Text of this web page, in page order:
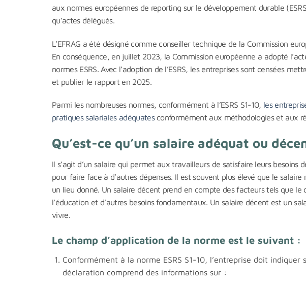
aux normes européennes de reporting sur le développement durable
qu’actes délégués.
L’EFRAG a été désigné comme conseiller technique de la Commission
En conséquence, en juillet 2023, la Commission européenne a adopté
normes ESRS. Avec l’adoption de l’ESRS, les entreprises sont censées
et publier le rapport en 2025.
Parmi les nombreuses normes, conformément à l’ESRS S1-10, les
pratiques salariales adéquatesconformément aux méthodologies et aux
Qu’est-ce qu’un salaire adéquat ou
Il s’agit d’un salaire qui permet aux travailleurs de satisfaire leurs besoins
pour faire face à d’autres dépenses. Il est souvent plus élevé que le
un lieu donné. Un salaire décent prend en compte des facteurs tels que
l’éducation et d’autres besoins fondamentaux. Un salaire décent est un
vivre.
Le champ d’application de la norme est le suivant :
Conformément à la norme ESRS S1-10, l’entreprise doit
déclaration comprend des informations sur :